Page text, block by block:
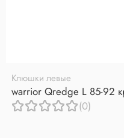
Клюшки левые
warrior Qredge L 85-92
(0)